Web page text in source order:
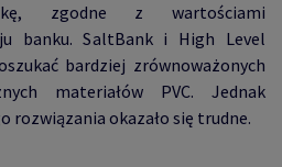
zgodne z wartościami
banku. SaltBank i High Level
bardziej zrównoważonych
materiałów PVC. Jednak
rozwiązania okazało się trudne.